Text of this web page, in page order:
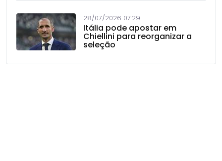
28/07/2026 07:29
Itália pode apostar em
Chiellini para reorganizar a
seleção